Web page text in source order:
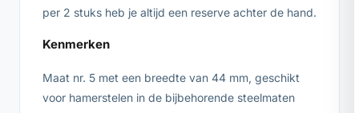
per 2 stuks heb je altijd een reserve achter de hand.
Kenmerken
Maat nr. 5 met een breedte van 44 mm, geschikt
voor hamerstelen in de bijbehorende steelmaten